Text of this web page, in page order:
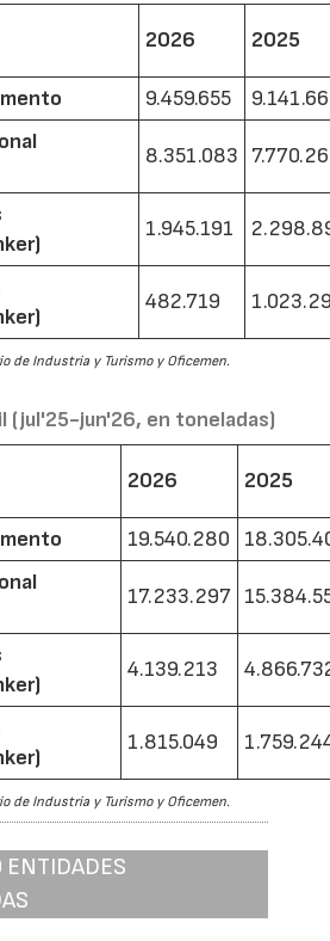
2026 2025
9.459.655
8.351.083
1.945.191
482.719
de Industria y Turismo y Oficemen.
(jul'25-jun'26, en toneladas)
2026 2025
19.540.280
17.233.297
4.139.213
1.815.049
de Industria y Turismo y Oficemen.
ENTIDADES